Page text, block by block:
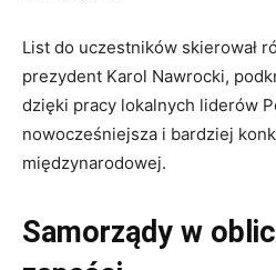
List do uczestników skierował
prezydent Karol Nawrocki,
dzięki pracy lokalnych liderów
nowocześniejsza i bardziej
międzynarodowej.
Samorządy w